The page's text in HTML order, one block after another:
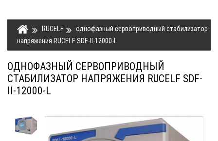
RUCELF
однофазный сервоприводный стабилизатор
напряжения RUCELF SDF-II-12000-L
ОДНОФАЗНЫЙ СЕРВОПРИВОДНЫЙ
СТАБИЛИЗАТОР НАПРЯЖЕНИЯ RUCELF SDF-
II-12000-L